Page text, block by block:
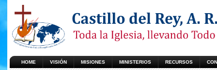
HOME VISIÓN MISIONES MINISTERIOS RECURSOS